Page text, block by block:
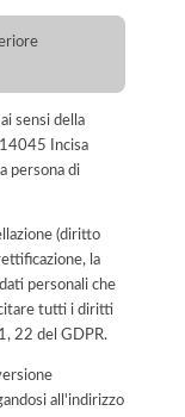
sensi della
14045 Incisa
persona di
(diritto
la
personali che
tutti i diritti
22 del GDPR.
all'indirizzo